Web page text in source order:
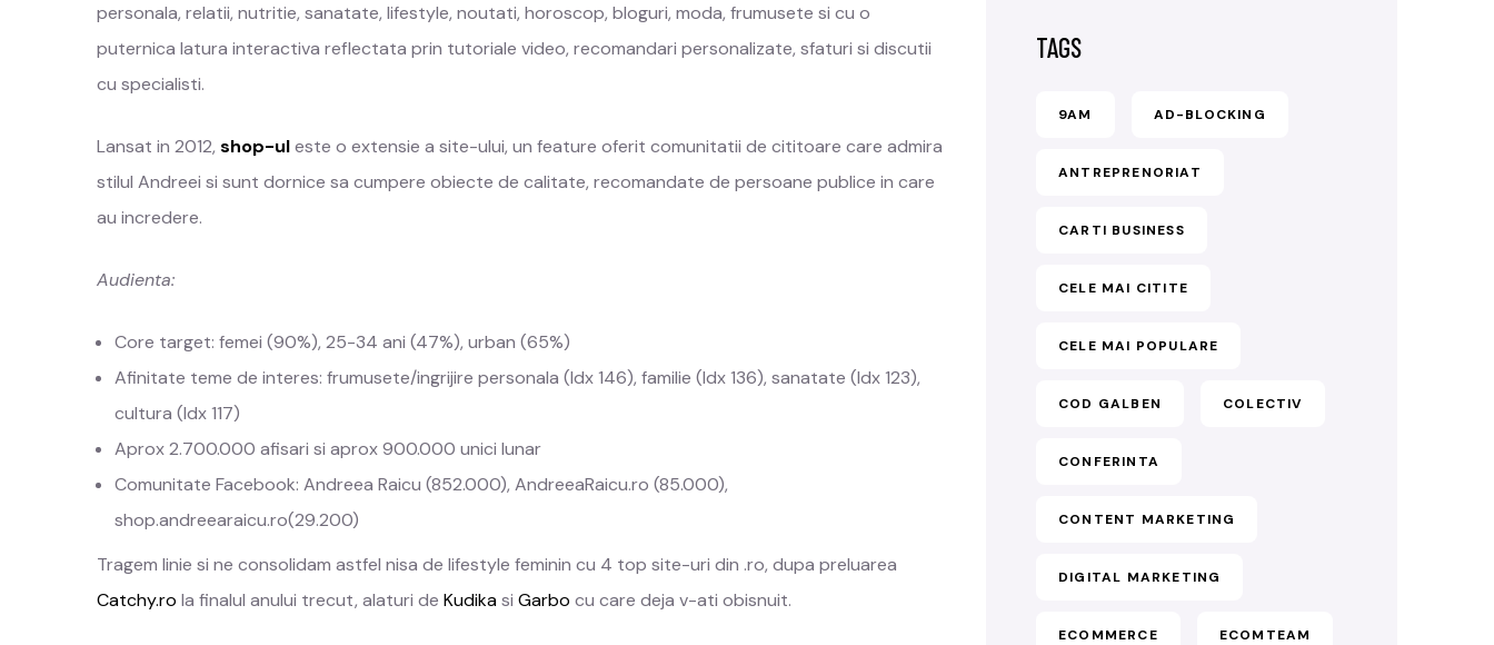
personala, relatii, nutritie, sanatate, lifestyle, noutati, horoscop, bloguri, moda, frumusete si cu o
puternica latura interactiva reflectata prin tutoriale video, recomandari personalizate, sfaturi si discutii
cu specialisti.
Lansat in 2012, shop-uleste o extensie a site-ului, un feature oferit comunitatii de cititoare care admira
stilul Andreei si sunt dornice sa cumpere obiecte de calitate, recomandate de persoane publice in care
au incredere.
Audienta:
Core target: femei (90%), 25-34 ani (47%), urban (65%)
Afinitate teme de interes: frumusete/ingrijire personala (Idx 146), familie (Idx 136), sanatate (Idx 123),
cultura (Idx 117)
Aprox 2.700.000 afisari si aprox 900.000 unici lunar
Comunitate Facebook: Andreea Raicu (852.000), AndreeaRaicu.ro (85.000),
shop.andreearaicu.ro(29.200)
Tragem linie si ne consolidam astfel nisa de lifestyle feminin cu 4 top site-uri din .ro, dupa preluarea
Catchy.ro la finalul anului trecut, alaturi de Kudikasi Garbo cu care deja v-ati obisnuit.
TAGS
9AM AD-BLOCKING
ANTREPRENORIAT
CARTI BUSINESS
CELE MAI CITITE
CELE MAI POPULARE
COD GALBEN COLECTIV
CONFERINTA
CONTENT MARKETING
DIGITAL MARKETING
ECOMMERCE ECOMTEAM